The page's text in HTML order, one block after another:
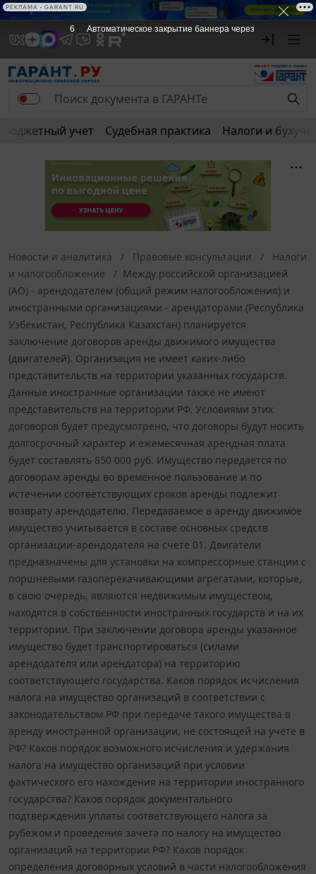
Бюджетный учет Судебная практика Налоги и
Новости и аналитика Правовые консультации
Налоги
и налогообложение
Между российской организацией
(АО) - арендодателем (общий режим налогообложения) и
иностранными организациями - арендаторами (Республика
Узбекистан, Республика Казахстан) планируется
заключение договоров аренды движимого имущества
(двигателей). Организация не имеет каких-либо
представительств на территории указанных государств.
Данные иностранные организации также не имеют
представительств на территории РФ. Условиями этих
договоров будет предусмотрено, что договоры будут носить
долгосрочный характер и ежемесячная арендная плата
будет составлять 850 000 руб. Имущество передается по
договорам аренды во временное пользование и по
истечении соответствующих сроков аренды подлежит
возврату арендодателю. Передаваемое в аренду движимое
имущество учитывается в составе основных средств
организации-арендодателя на счете 01. Двигатели
предназначены для установки на компрессорные станции с
поршневыми газоперекачивающими агрегатами, которые,
в свою очередь, являются недвижимым имуществом,
находятся в собственности иностранных государств и на их
территории. При заключении договора аренды указанное
имущество будет транспортироваться (силами
арендодателя или арендатора) на территорию
соответствующего государства. Каков порядок исчисления
налога на имущество организаций в соответствии с
законодательством РФ при передаче такого имущества в
аренду иностранной организации, не состоящей на учете в
РФ? Каков порядок возможного исчисления и удержания
налога на имущество организаций при условии
фактического его нахождения на территории иностранного
государства? Каков порядок документального
подтверждения уплаты соответствующего налога за
рубежом и проведения зачета по налогу на имущество
организаций на территории РФ? Каков порядок
определения договорных условий в части налогообложения
5 Автоматическое закрытие баннера через
РЕКЛАМА • GARANT.RU